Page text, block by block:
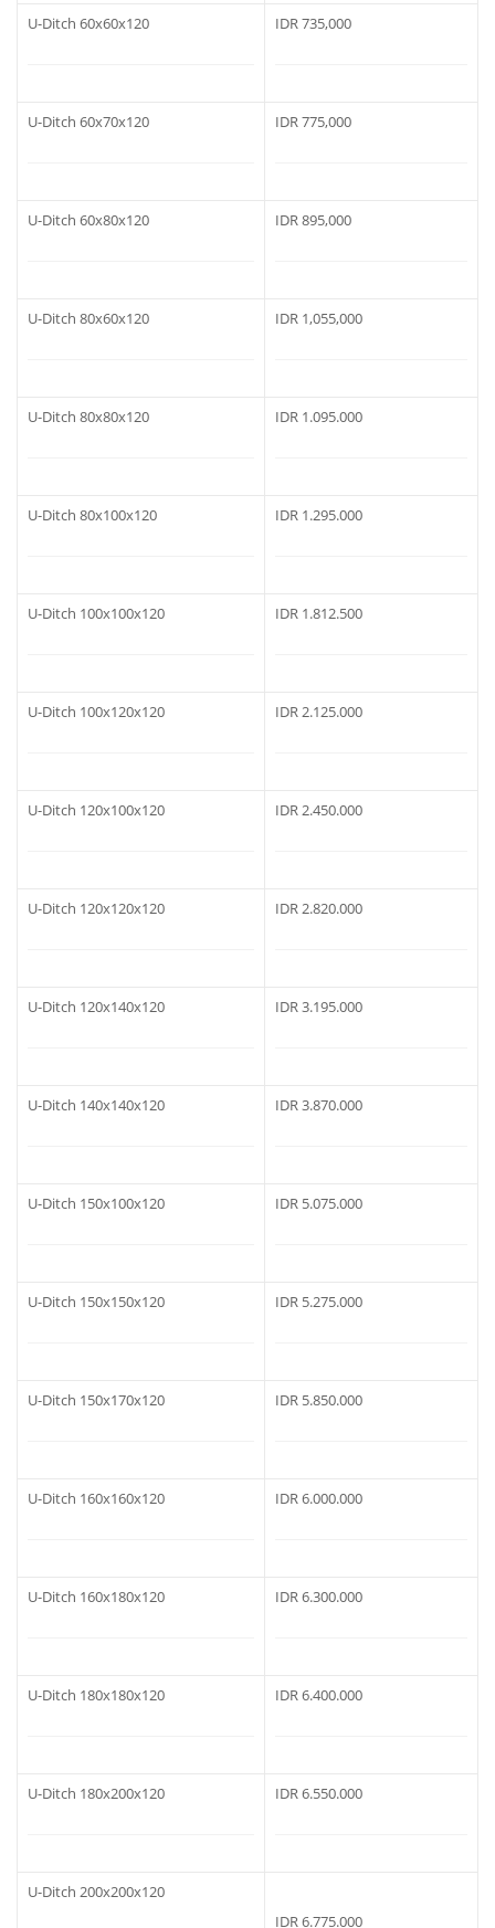
U-Ditch 60x60x120 IDR 735,000
U-Ditch 60x70x120 IDR 775,000
U-Ditch 60x80x120 IDR 895,000
U-Ditch 80x60x120 IDR 1,055,000
U-Ditch 80x80x120 IDR 1.095.000
U-Ditch 80x100x120 IDR 1.295.000
U-Ditch 100x100x120 IDR 1.812.500
U-Ditch 100x120x120 IDR 2.125.000
U-Ditch 120x100x120 IDR 2.450.000
U-Ditch 120x120x120 IDR 2.820.000
U-Ditch 120x140x120 IDR 3.195.000
U-Ditch 140x140x120 IDR 3.870.000
U-Ditch 150x100x120 IDR 5.075.000
U-Ditch 150x150x120 IDR 5.275.000
U-Ditch 150x170x120 IDR 5.850.000
U-Ditch 160x160x120 IDR 6.000.000
U-Ditch 160x180x120 IDR 6.300.000
U-Ditch 180x180x120 IDR 6.400.000
U-Ditch 180x200x120 IDR 6.550.000
U-Ditch 200x200x120
IDR 6.775.000